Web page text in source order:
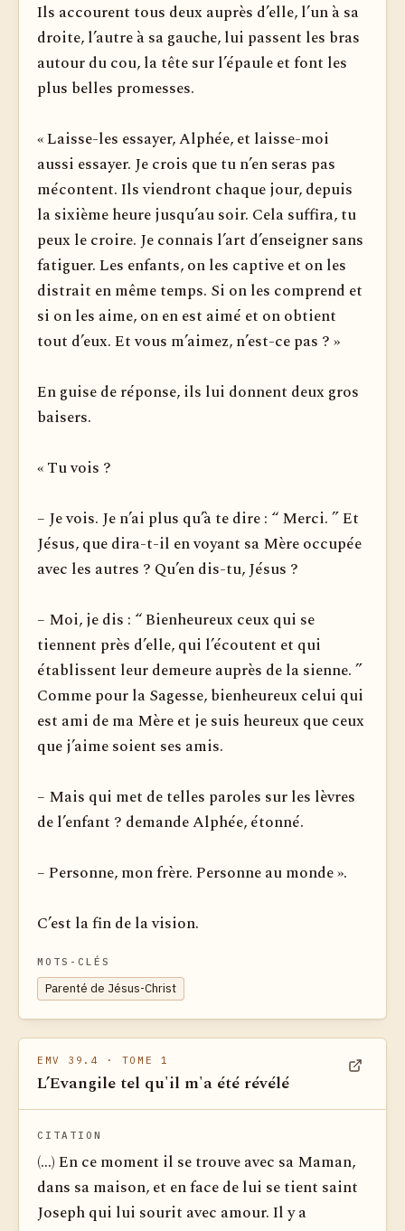
Ils accourent tous deux auprès d’elle, l’un à sa
droite, l’autre à sa gauche, lui passent les bras
autour du cou, la tête sur l’épaule et font les
plus belles promesses.
« Laisse-les essayer, Alphée, et laisse-moi
aussi essayer. Je crois que tu n’en seras pas
mécontent. Ils viendront chaque jour, depuis
la sixième heure jusqu’au soir. Cela suffira, tu
peux le croire. Je connais l’art d’enseigner sans
fatiguer. Les enfants, on les captive et on les
distrait en même temps. Si on les comprend et
si on les aime, on en est aimé et on obtient
tout d’eux. Et vous m’aimez, n’est-ce pas ? »
En guise de réponse, ils lui donnent deux gros
baisers.
« Tu vois ?
– Je vois. Je n’ai plus qu’à te dire : “ Merci. ” Et
Jésus, que dira-t-il en voyant sa Mère occupée
avec les autres ? Qu’en dis-tu, Jésus ?
– Moi, je dis : “ Bienheureux ceux qui se
tiennent près d’elle, qui l’écoutent et qui
établissent leur demeure auprès de la sienne. ”
Comme pour la Sagesse, bienheureux celui qui
est ami de ma Mère et je suis heureux que ceux
que j’aime soient ses amis.
– Mais qui met de telles paroles sur les lèvres
de l’enfant ? demande Alphée, étonné.
– Personne, mon frère. Personne au monde ».
C’est la fin de la vision.
MOTS-CLÉS
Parenté de Jésus-Christ
EMV 39.4 · TOME 1
L’Evangile tel qu'il m'a été révélé
CITATION
(...) En ce moment il se trouve avec sa Maman,
dans sa maison, et en face de lui se tient saint
Joseph qui lui sourit avec amour. Il y a